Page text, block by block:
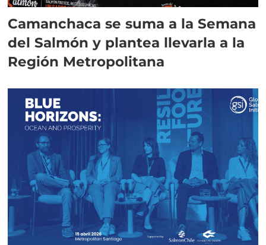
Camanchaca se suma a la Semana
del Salmón y plantea llevarla a la
Región Metropolitana